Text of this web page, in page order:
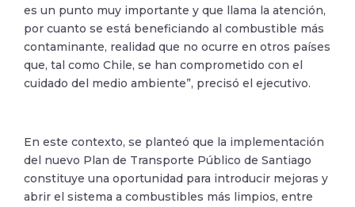
es un punto muy importante y que llama la atención,
por cuanto se está beneficiando al combustible más
contaminante, realidad que no ocurre en otros países
que, tal como Chile, se han comprometido con el
cuidado del medio ambiente”, precisó el ejecutivo.
En este contexto, se planteó que la implementación
del nuevo Plan de Transporte Público de Santiago
constituye una oportunidad para introducir mejoras y
abrir el sistema a combustibles más limpios, entre